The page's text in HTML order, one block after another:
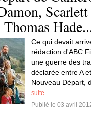
Scarlett
Ce qui devait
rédaction d'ABC
une guerre des
déclarée entre A
Nouveau Départ,
suite
Publié le 03 avril